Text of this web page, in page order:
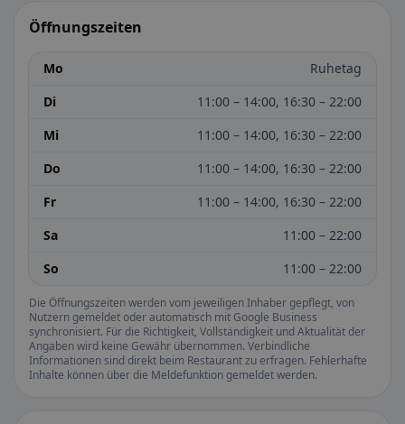
Öffnungszeiten
Mo
Ruhetag
Di
11:00 – 14:00, 16:30 – 22:00
Mi
11:00 – 14:00, 16:30 – 22:00
Do
11:00 – 14:00, 16:30 – 22:00
Fr
11:00 – 14:00, 16:30 – 22:00
Sa
11:00 – 22:00
So
11:00 – 22:00
Die Öffnungszeiten werden vom jeweiligen Inhaber gepflegt, von
Nutzern gemeldet oder automatisch mit Google Business
synchronisiert. Für die Richtigkeit, Vollständigkeit und Aktualität der
Angaben wird keine Gewähr übernommen. Verbindliche
Informationen sind direkt beim Restaurant zu erfragen. Fehlerhafte
Inhalte können über die Meldefunktion gemeldet werden.